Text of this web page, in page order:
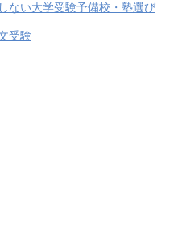
ない大学受験予備校・塾選び
受験